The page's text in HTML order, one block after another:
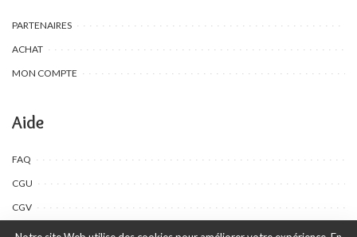
PARTENAIRES
ACHAT
MON COMPTE
Aide
FAQ
CGU
CGV